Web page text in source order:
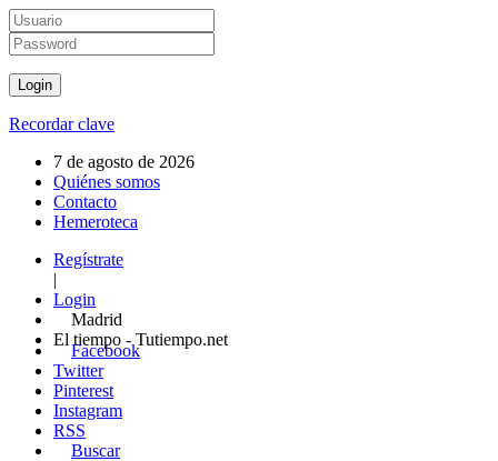
Recordar clave
7 de agosto de 2026
Quiénes somos
Contacto
Hemeroteca
Regístrate
|
Login
Madrid
El tiempo - Tutiempo.net
Facebook
Twitter
Pinterest
Instagram
RSS
Buscar